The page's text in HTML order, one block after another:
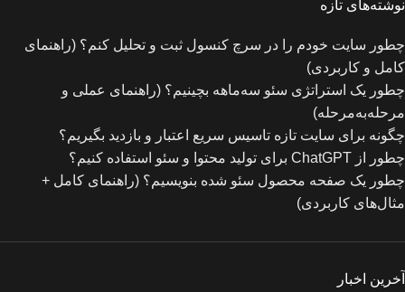
نوشته‌های تازه
چطور سایت خودم را در سرچ کنسول ثبت و تحلیل کنم؟ (راهنمای
کامل و کاربردی)
چطور یک استراتژی سئو سه‌ماهه بچینیم؟ (راهنمای عملی و
مرحله‌به‌مرحله)
چگونه برای سایت تازه‌ تاسیس سریع اعتبار و بازدید بگیریم؟
چطور از ChatGPT برای تولید محتوا و سئو استفاده کنیم؟
چطور یک صفحه محصول سئو شده بنویسیم؟ (راهنمای کامل +
مثال‌های کاربردی)
آخرین اخبار